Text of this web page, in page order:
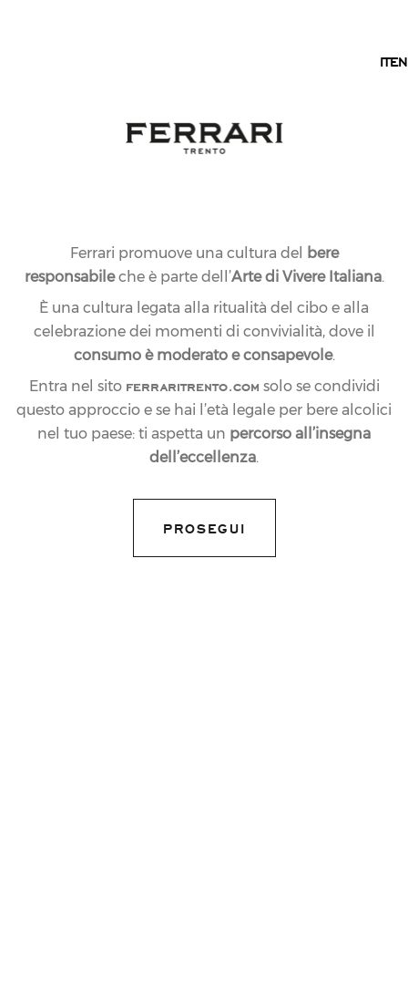
I VALORI IN CUI
Perpetuare un sogno, da più di un secolo: ogni
giorno, rinnoviamo l’intuizione originaria di Giulio
credo.
ITEN
Ferrari promuove una cultura del
bere
responsabileche è parte dell’Arte di Vivere Italiana.
È una cultura legata alla ritualità del cibo e alla
celebrazione dei momenti di convivialità, dove il
consumo è moderato e consapevole.
Entra nel sito ferraritrento.com solo se condividi
questo approccio e se hai l’età legale per bere alcolici
nel tuo paese: ti aspetta un percorso all’insegna
dell’eccellenza.
PROSEGUI